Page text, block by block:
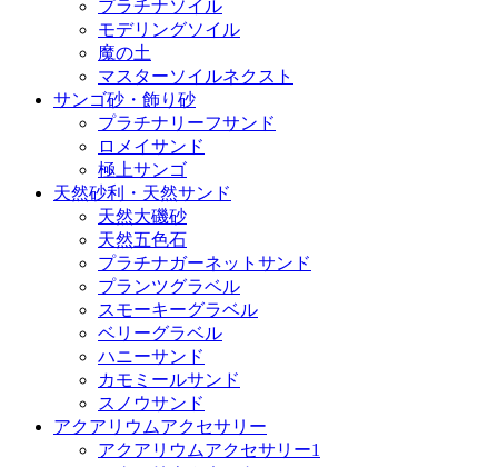
プラチナソイル
モデリングソイル
魔の土
マスターソイルネクスト
サンゴ砂・飾り砂
プラチナリーフサンド
ロメイサンド
極上サンゴ
天然砂利・天然サンド
天然大磯砂
天然五色石
プラチナガーネットサンド
プランツグラベル
スモーキーグラベル
ベリーグラベル
ハニーサンド
カモミールサンド
スノウサンド
アクアリウムアクセサリー
アクアリウムアクセサリー1